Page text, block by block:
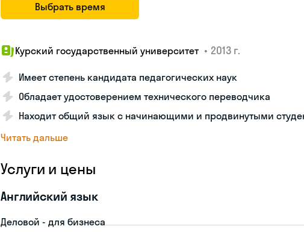
Выбрать время
Курский государственный университет • 2013 г.
Имеет степень кандидата педагогических наук
Обладает удостоверением технического переводчика
Находит общий язык с начинающими и продвинутыми
Читать дальше
Услуги и цены
Английский язык
Деловой - для бизнеса